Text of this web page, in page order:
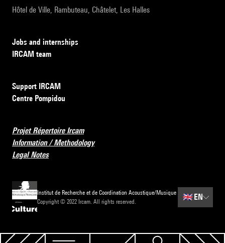
Hôtel de Ville, Rambuteau, Châtelet, Les Halles
Jobs and internships
IRCAM team
Support IRCAM
Centre Pompidou
Projet Répertoire Ircam
Information / Methodology
Legal Notes
Institut de Recherche et de Coordination Acoustique/Musique
Copyright © 2022 Ircam. All rights reserved.
🇬🇧 EN